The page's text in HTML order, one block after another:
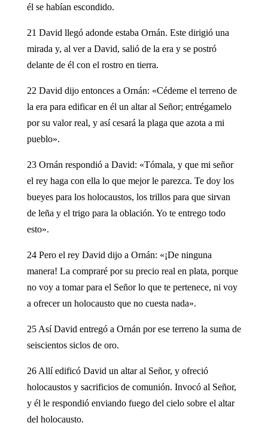
él se habían escondido.
21 David llegó adonde estaba Ornán. Este dirigió una
mirada y, al ver a David, salió de la era y se postró
delante de él con el rostro en tierra.
22 David dijo entonces a Ornán: «Cédeme el terreno de
la era para edificar en él un altar al Señor; entrégamelo
por su valor real, y así cesará la plaga que azota a mi
pueblo».
23 Ornán respondió a David: «Tómala, y que mi señor
el rey haga con ella lo que mejor le parezca. Te doy los
bueyes para los holocaustos, los trillos para que sirvan
de leña y el trigo para la oblación. Yo te entrego todo
esto».
24 Pero el rey David dijo a Ornán: «¡De ninguna
manera! La compraré por su precio real en plata, porque
no voy a tomar para el Señor lo que te pertenece, ni voy
a ofrecer un holocausto que no cuesta nada».
25 Así David entregó a Ornán por ese terreno la suma de
seiscientos siclos de oro.
26 Allí edificó David un altar al Señor, y ofreció
holocaustos y sacrificios de comunión. Invocó al Señor,
y él le respondió enviando fuego del cielo sobre el altar
del holocausto.